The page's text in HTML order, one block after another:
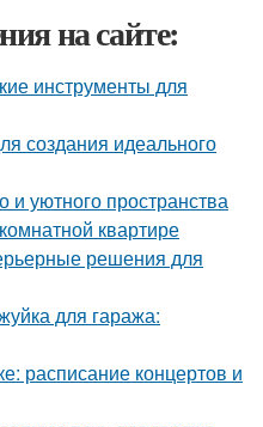
на сайте:
инструменты для
создания идеального
уютного пространства
квартире
решения для
для гаража:
расписание концертов и